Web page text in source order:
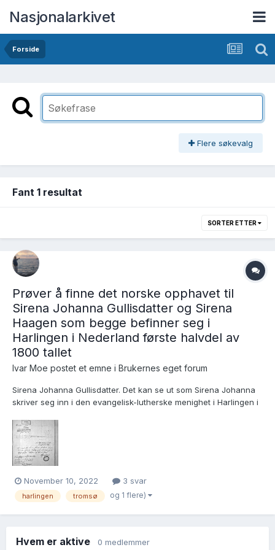
Nasjonalarkivet
Forside
Flere søkevalg
Fant 1 resultat
SORTER ETTER
Prøver å finne det norske opphavet til
Sirena Johanna Gullisdatter og Sirena
Haagen som begge befinner seg i
Harlingen i Nederland første halvdel av
1800 tallet
Ivar Moe postet et emne i Brukernes eget forum
Sirena Johanna Gullisdatter. Det kan se ut som Sirena Johanna
skriver seg inn i den evangelisk-lutherske menighet i Harlingen i
fra Tromsø i Norge. https://allefriezen.nl/zoeken/persons?ss=
{"q":"Sirena Johanna"}...
November 10, 2022 3 svar
harlingen tromsø og 1 flere)
Hvem er aktive 0 medlemmer